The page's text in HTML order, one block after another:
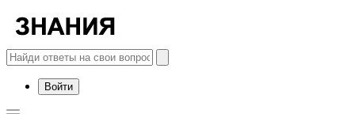
Войти